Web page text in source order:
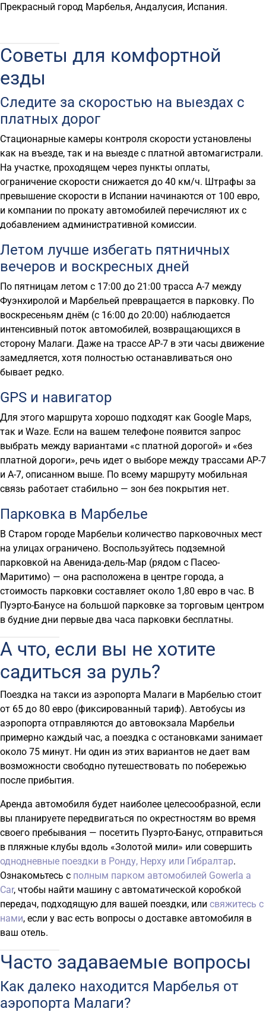
Прекрасный город Марбелья, Андалусия, Испания.
Советы для комфортной
езды
Следите за скоростью на выездах с
платных дорог
Стационарные камеры контроля скорости установлены
как на въезде, так и на выезде с платной автомагистрали.
На участке, проходящем через пункты оплаты,
ограничение скорости снижается до 40 км/ч. Штрафы за
превышение скорости в Испании начинаются от 100 евро,
и компании по прокату автомобилей перечисляют их с
добавлением административной комиссии.
Летом лучше избегать пятничных
вечеров и воскресных дней
По пятницам летом с 17:00 до 21:00 трасса A-7 между
Фуэнхиролой и Марбельей превращается в парковку. По
воскресеньям днём (с 16:00 до 20:00) наблюдается
интенсивный поток автомобилей, возвращающихся в
сторону Малаги. Даже на трассе AP-7 в эти часы движение
замедляется, хотя полностью останавливаться оно
бывает редко.
GPS и навигатор
Для этого маршрута хорошо подходят как Google Maps,
так и Waze. Если на вашем телефоне появится запрос
выбрать между вариантами «с платной дорогой» и «без
платной дороги», речь идет о выборе между трассами AP-7
и A-7, описанном выше. По всему маршруту мобильная
связь работает стабильно — зон без покрытия нет.
Парковка в Марбелье
В Старом городе Марбельи количество парковочных мест
на улицах ограничено. Воспользуйтесь подземной
парковкой на Авенида-дель-Мар (рядом с Пасео-
Маритимо) — она расположена в центре города, а
стоимость парковки составляет около 1,80 евро в час. В
Пуэрто-Банусе на большой парковке за торговым центром
в будние дни первые два часа парковки бесплатны.
А что, если вы не хотите
садиться за руль?
Поездка на такси из аэропорта Малаги в Марбелью стоит
от 65 до 80 евро (фиксированный тариф). Автобусы из
аэропорта отправляются до автовокзала Марбельи
примерно каждый час, а поездка с остановками занимает
около 75 минут. Ни один из этих вариантов не дает вам
возможности свободно путешествовать по побережью
после прибытия.
Аренда автомобиля будет наиболее целесообразной, если
вы планируете передвигаться по окрестностям во время
своего пребывания — посетить Пуэрто-Банус, отправиться
в пляжные клубы вдоль «Золотой мили» или совершить
однодневные поездки в Ронду, Нерху или Гибралтар.
Ознакомьтесь с полным парком автомобилей Gowerla a
Car, чтобы найти машину с автоматической коробкой
передач, подходящую для вашей поездки, или свяжитесь с
нами, если у вас есть вопросы о доставке автомобиля в
ваш отель.
Часто задаваемые вопросы
Как далеко находится Марбелья от
аэропорта Малаги?